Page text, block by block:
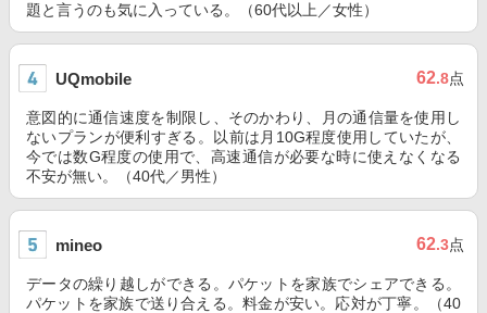
題と言うのも気に入っている。（60代以上／女性）
UQmobile 62.8点
意図的に通信速度を制限し、そのかわり、月の通信量を使用し
ないプランが便利すぎる。以前は月10G程度使用していたが、
今では数G程度の使用で、高速通信が必要な時に使えなくなる
不安が無い。（40代／男性）
mineo 62.3点
データの繰り越しができる。パケットを家族でシェアできる。
パケットを家族で送り合える。料金が安い。応対が丁寧。（40